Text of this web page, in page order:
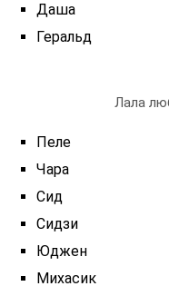
Даша
Геральд
Лала
Пеле
Чара
Сид
Сидзи
Юджен
Михасик